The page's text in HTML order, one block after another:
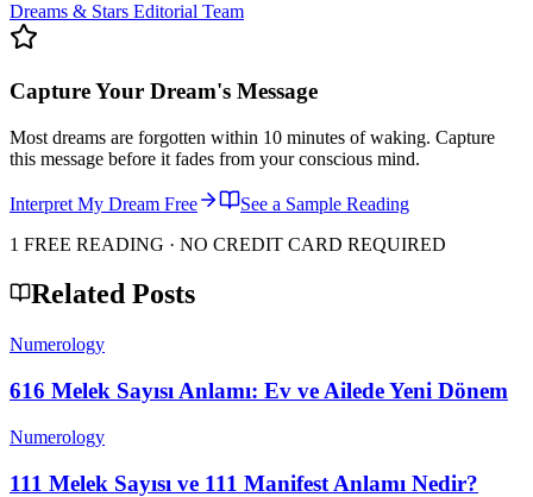
Dreams & Stars Editorial Team
Capture Your Dream's Message
Most dreams are forgotten within 10 minutes of waking. Capture
this message before it fades from your conscious mind.
Interpret My Dream Free
See a Sample Reading
1 FREE READING · NO CREDIT CARD REQUIRED
Related Posts
Numerology
616 Melek Sayısı Anlamı: Ev ve Ailede Yeni Dönem
Numerology
111 Melek Sayısı ve 111 Manifest Anlamı Nedir?